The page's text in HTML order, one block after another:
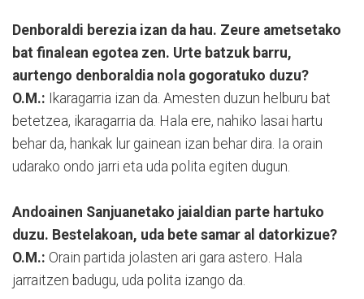
Denboraldi berezia izan da hau. Zeure ametsetako
bat finalean egotea zen. Urte batzuk barru,
aurtengo denboraldia nola gogoratuko duzu?
O.M.: Ikaragarria izan da. Amesten duzun helburu bat
betetzea, ikaragarria da. Hala ere, nahiko lasai hartu
behar da, hankak lur gainean izan behar dira. Ia orain
udarako ondo jarri eta uda polita egiten dugun.
Andoainen Sanjuanetako jaialdian parte hartuko
duzu. Bestelakoan, uda bete samar al datorkizue?
O.M.: Orain partida jolasten ari gara astero. Hala
jarraitzen badugu, uda polita izango da.